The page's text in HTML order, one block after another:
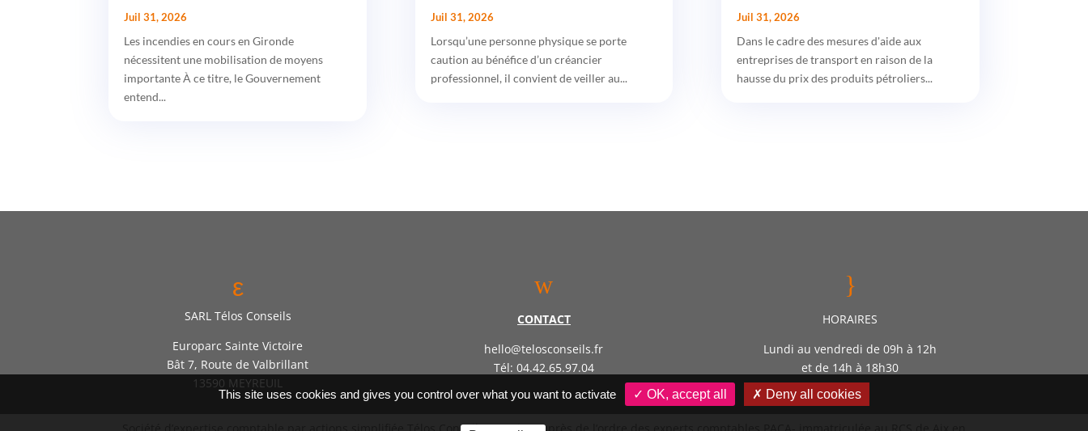
Juil 31, 2026
Les incendies en cours en Gironde
nécessitent une mobilisation de moyens
importante À ce titre, le Gouvernement
entend...
Juil 31, 2026
Lorsqu’une personne physique se porte
caution au bénéfice d’un créancier
professionnel, il convient de veiller au...
Juil 31, 2026
Dans le cadre des mesures d'aide aux
entreprises de transport en raison de la
hausse du prix des produits pétroliers...
ε
SARL Télos Conseils
Europarc Sainte Victoire
Bât 7, Route de Valbrillant
13590 MEYREUIL
w
CONTACT
hello@telosconseils.fr
Tél: 04.42.65.97.04
}
HORAIRES
Lundi au vendredi de 09h à 12h
et de 14h à 18h30
This site uses cookies and gives you control over what you want to activate ✓ OK, accept all ✗ Deny all cookies